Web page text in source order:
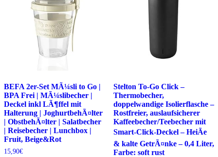
BEFA 2er-Set MÃ¼sli to Go |
BPA Frei | MÃ¼slibecher |
Deckel inkl LÃ¶ffel mit
Halterung | JoghurtbehÃ¤lter
| ObstbehÃ¤lter | Salatbecher
| Reisebecher | Lunchbox |
Fruit, Beige&Rot
15,90€
Stelton To-Go Click –
Thermobecher,
doppelwandige Isolierflasche –
Rostfreier, auslaufsicherer
Kaffeebecher/Teebecher mit
Smart-Click-Deckel – HeiÃe
& kalte GetrÃ¤nke – 0,4 Liter,
Farbe: soft rust